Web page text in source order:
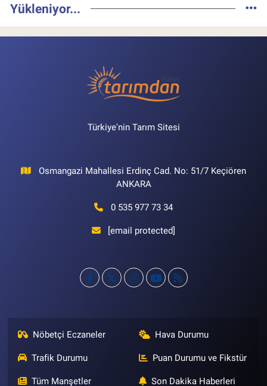
Yükleniyor...
Türkiye'nin Tarım Sitesi
Osmangazi Mahallesi Erdinç Cad. No: 51/7 Keçiören
ANKARA
0 535 977 73 34
[email protected]
Nöbetçi Eczaneler Hava Durumu
Trafik Durumu Puan Durumu ve Fikstür
Tüm Manşetler Son Dakika Haberleri